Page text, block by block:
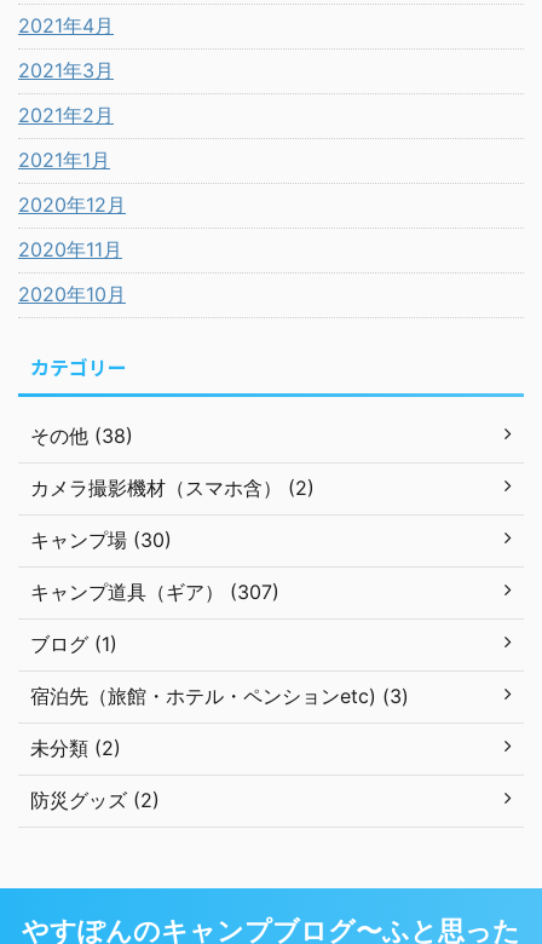
2021年4月
2021年3月
2021年2月
2021年1月
2020年12月
2020年11月
2020年10月
カテゴリー
その他 (38)
カメラ撮影機材（スマホ含） (2)
キャンプ場 (30)
キャンプ道具（ギア） (307)
ブログ (1)
宿泊先（旅館・ホテル・ペンションetc) (3)
未分類 (2)
防災グッズ (2)
やすぽんのキャンプブログ〜ふと思った